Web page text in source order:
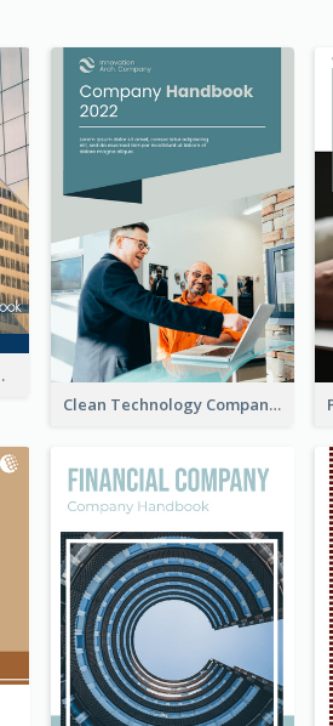
Handbook
Clean Technology Company Handbook